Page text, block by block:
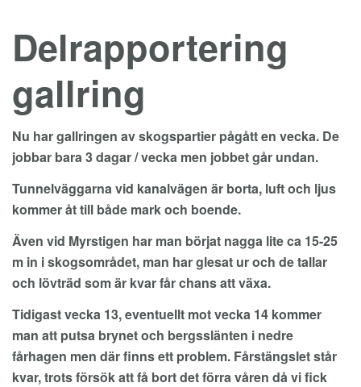
Delrapportering
gallring
Nu har gallringen av skogspartier pågått en vecka. De
jobbar bara 3 dagar / vecka men jobbet går undan.
Tunnelväggarna vid kanalvägen är borta, luft och ljus
kommer åt till både mark och boende.
Även vid Myrstigen har man börjat nagga lite ca 15-25
m in i skogsområdet, man har glesat ur och de tallar
och lövträd som är kvar får chans att växa.
Tidigast vecka 13, eventuellt mot vecka 14 kommer
man att putsa brynet och bergsslänten i nedre
fårhagen men där finns ett problem. Fårstängslet står
kvar, trots försök att få bort det förra våren då vi fick